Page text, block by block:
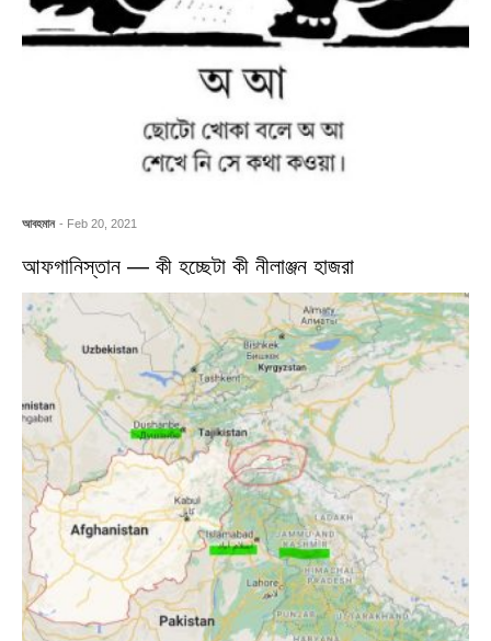
আবহমান - Feb 20, 2021
আফগানিস্তান — কী হচ্ছেটা কী নীলাঞ্জন হাজরা